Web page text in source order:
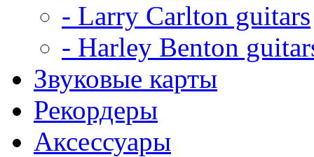
- Larry Carlton guitars
- Harley Benton
Звуковые карты
Рекордеры
Аксессуары